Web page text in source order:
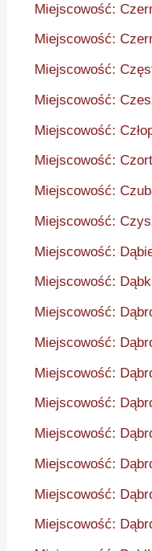
Miejscowość:
Miejscowość:
Miejscowość:
Miejscowość:
Miejscowość:
Miejscowość:
Miejscowość:
Miejscowość:
Miejscowość:
Miejscowość:
Miejscowość:
Miejscowość:
Miejscowość:
Miejscowość:
Miejscowość:
Miejscowość:
Miejscowość:
Miejscowość: